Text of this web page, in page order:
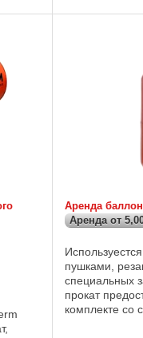
Аренда
Аренда от
пушками,
специальных
прокат
комплекте со